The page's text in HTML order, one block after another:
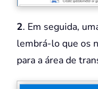
2. Em seguida,
lembrá-lo que os
para a área de